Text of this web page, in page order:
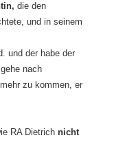
die den
und in seinem
und der habe der
nach
zu kommen, er
RA Dietrich nicht